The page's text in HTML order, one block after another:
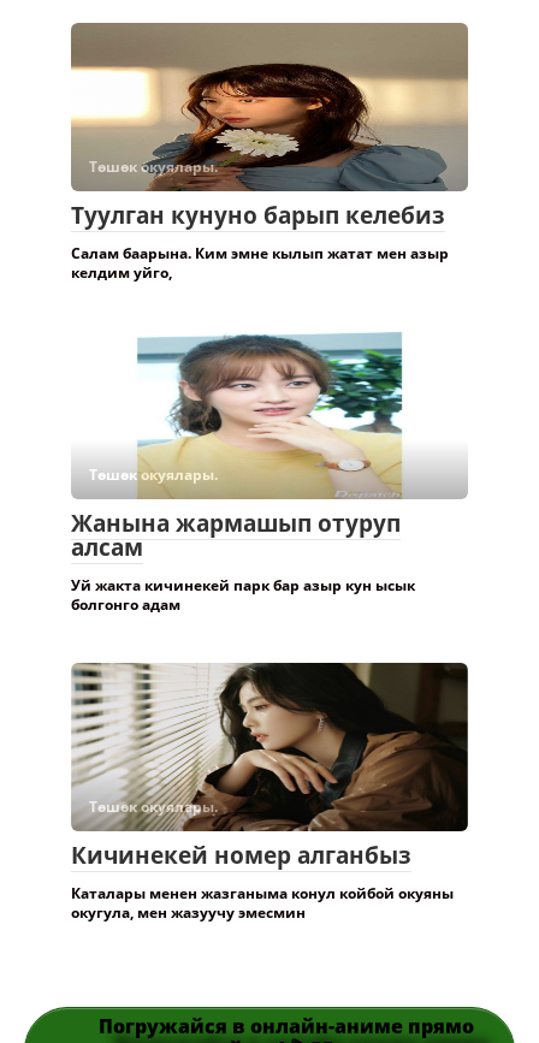
Төшөк окуялары.
Туулган кунуно барып келебиз
Салам баарына. Ким эмне кылып жатат мен азыр
келдим уйго,
Төшөк окуялары.
Жанына жармашып отуруп
алсам
Уй жакта кичинекей парк бар азыр кун ысык
болгонго адам
Төшөк окуялары.
Кичинекей номер алганбыз
Каталары менен жазганыма конул койбой окуяны
окугула, мен жазуучу эмесмин
Погружайся в онлайн-аниме прямо